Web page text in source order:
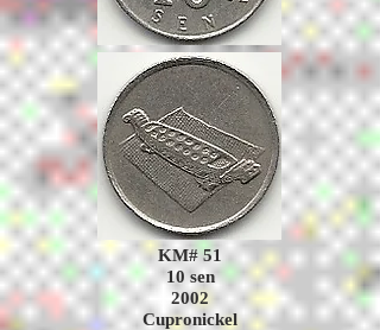
KM# 51
10 sen
2002
Cupronickel